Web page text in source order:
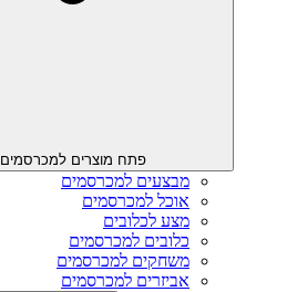
פתח מוצרים למכרסמים
מבצעים למכרסמים
אוכל למכרסמים
מצע לכלובים
כלובים למכרסמים
משחקים למכרסמים
אביזרים למכרסמים